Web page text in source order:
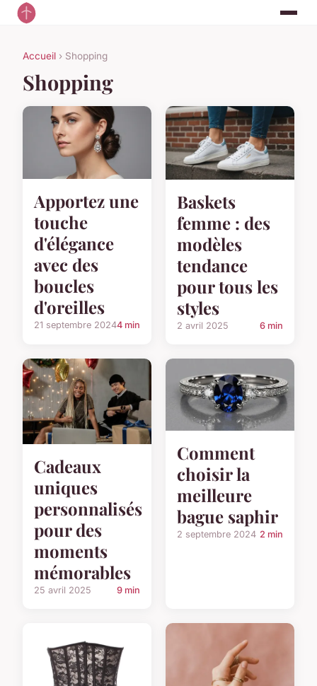
Accueil › Shopping
Shopping
Apportez une
touche
d'élégance
avec des
boucles
d'oreilles
21 septembre 20244 min
Baskets
femme : des
modèles
tendance
pour tous les
styles
2 avril 2025 6 min
Cadeaux
uniques
personnalisés
pour des
moments
mémorables
25 avril 2025 9 min
Comment
choisir la
meilleure
bague saphir
2 septembre 2024 2 min